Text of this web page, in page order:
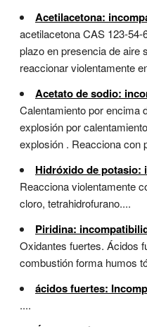
Acetilacetona:
acetilacetona CAS 123-
plazo en presencia de aire
reaccionar violentamente
Acetato de sodio:
Calentamiento por encima
explosión por
explosión . Reacciona con
Hidróxido de potasio:
Reacciona violentamente
cloro, tetrahidrofurano....
Piridina:
Oxidantes fuertes. Ácidos
combustión forma humos
ácidos fuertes:
....